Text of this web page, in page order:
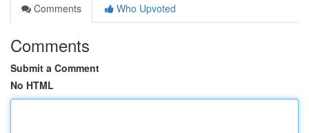
Comments
Who Upvoted
Comments
Submit a Comment
No HTML